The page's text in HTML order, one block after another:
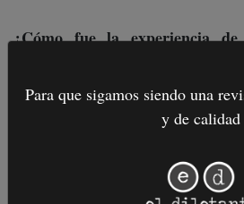
¿Cómo fue la experiencia
Muy buena. Tengo una muy
relación de gran intimidad, pero
la una por la otra, también
Para que sigamos siendo una
y de calidad